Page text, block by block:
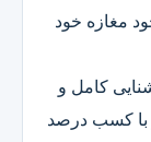
مغازه خود
کامل و
با کسب درصد